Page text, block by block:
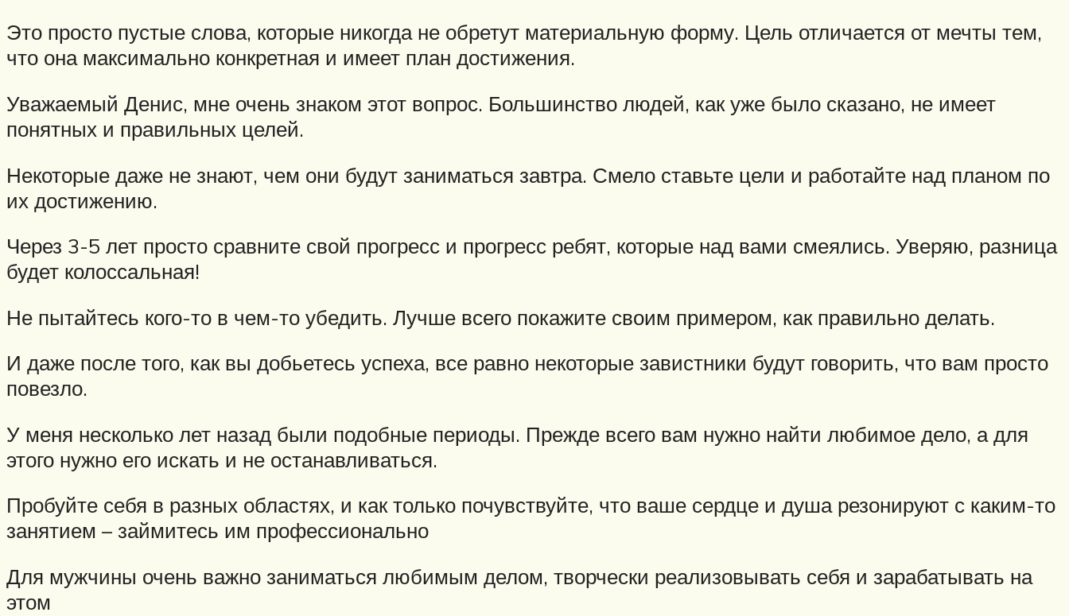
Это просто пустые слова, которые никогда не обретут материальную форму. Цель отличается от мечты тем,
что она максимально конкретная и имеет план достижения.
Уважаемый Денис, мне очень знаком этот вопрос. Большинство людей, как уже было сказано, не имеет
понятных и правильных целей.
Некоторые даже не знают, чем они будут заниматься завтра. Смело ставьте цели и работайте над планом по
их достижению.
Через 3-5 лет просто сравните свой прогресс и прогресс ребят, которые над вами смеялись. Уверяю, разница
будет колоссальная!
Не пытайтесь кого-то в чем-то убедить. Лучше всего покажите своим примером, как правильно делать.
И даже после того, как вы добьетесь успеха, все равно некоторые завистники будут говорить, что вам просто
повезло.
У меня несколько лет назад были подобные периоды. Прежде всего вам нужно найти любимое дело, а для
этого нужно его искать и не останавливаться.
Пробуйте себя в разных областях, и как только почувствуйте, что ваше сердце и душа резонируют с каким-то
занятием – займитесь им профессионально
Для мужчины очень важно заниматься любимым делом, творчески реализовывать себя и зарабатывать на
этом